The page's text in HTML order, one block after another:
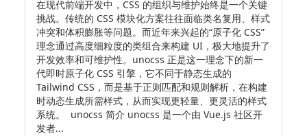
在现代前端开发中，CSS 的组织与维护始终是一个关键
挑战。传统的 CSS 模块化方案往往面临类名复用、样式
冲突和体积膨胀等问题。而近年来兴起的“原子化 CSS”
理念通过高度细粒度的类组合来构建 UI，极大地提升了
开发效率和可维护性。unocss 正是这一理念下的新一
代即时原子化 CSS 引擎，它不同于静态生成的
Tailwind CSS，而是基于正则匹配和规则解析，在构建
时动态生成所需样式，从而实现更轻量、更灵活的样式
系统。  unocss 简介 unocss 是一个由 Vue.js 社区开
发者...